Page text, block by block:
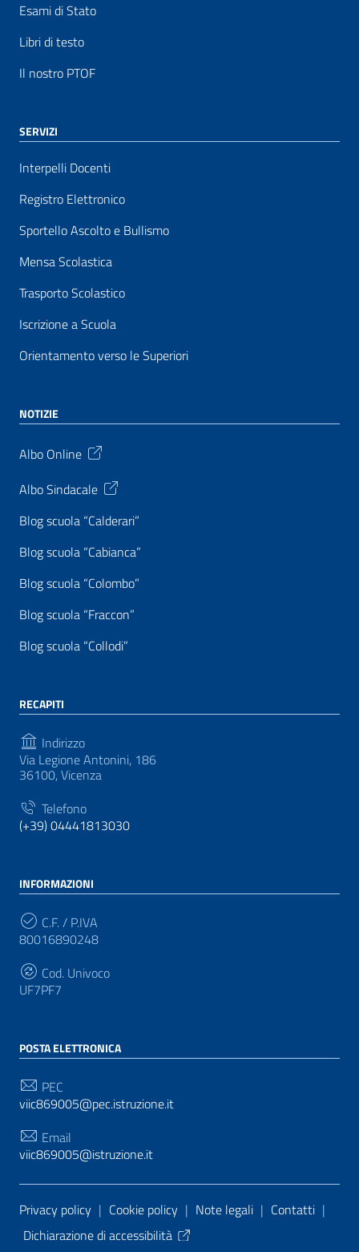
Esami di Stato
Libri di testo
Il nostro PTOF
SERVIZI
Interpelli Docenti
Registro Elettronico
Sportello Ascolto e Bullismo
Mensa Scolastica
Trasporto Scolastico
Iscrizione a Scuola
Orientamento verso le Superiori
NOTIZIE
Albo Online
Albo Sindacale
Blog scuola “Calderari”
Blog scuola “Cabianca”
Blog scuola “Colombo”
Blog scuola “Fraccon”
Blog scuola “Collodi”
RECAPITI
Indirizzo
Via Legione Antonini, 186
36100, Vicenza
Telefono
(+39) 04441813030
INFORMAZIONI
C.F. / P.IVA
80016890248
Cod. Univoco
UF7PF7
POSTA ELETTRONICA
PEC
viic869005@pec.istruzione.it
Email
viic869005@istruzione.it
Sezione Link Utili
Privacy policy | Cookie policy | Note legali | Contatti |
Dichiarazione di accessibilità